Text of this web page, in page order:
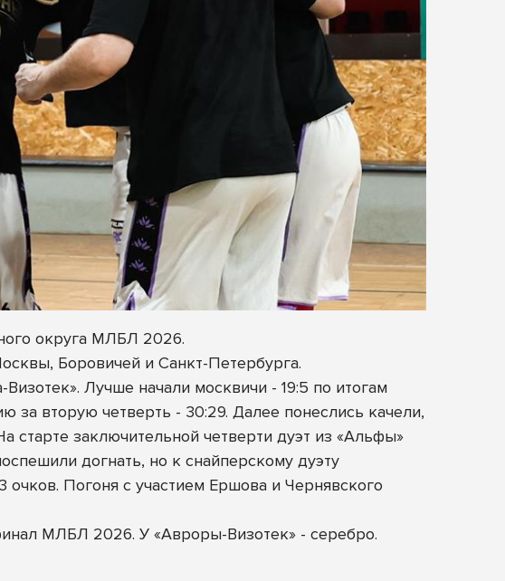
округа МЛБЛ 2026.
Боровичей и Санкт-Петербурга.
Лучше начали москвичи - 19:5 по итогам
за вторую четверть - 30:29. Далее понеслись качели,
старте заключительной четверти дуэт из «Альфы»
догнать, но к снайперскому дуэту
Погоня с участием Ершова и Чернявского
МЛБЛ 2026. У «Авроры-Визотек» - серебро.